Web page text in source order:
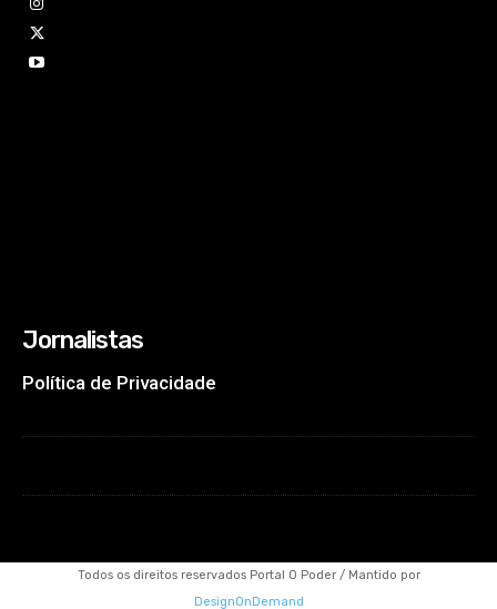
Jornalistas
Política de Privacidade
Todos os direitos reservados Portal O Poder / Mantido por
DesignOnDemand